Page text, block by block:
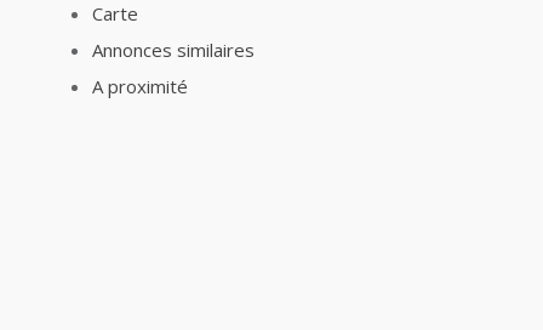
Carte
Annonces similaires
A proximité